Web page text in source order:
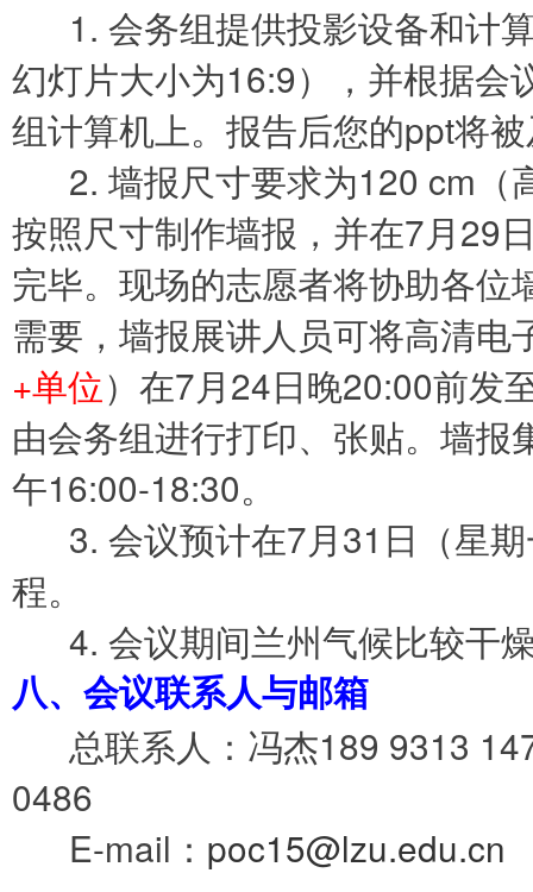
1. 会务组提供投影设备和计
幻灯片大小为16:9），并根据会
组计算机上。报告后您的ppt将
2. 墙报尺寸要求为120 cm（
按照尺寸制作墙报，并在7月29
完毕。现场的志愿者将协助各
需要，墙报展讲人员可将高清电
+单位）在7月24日晚20:00前发
由会务组进行打印、张贴。墙
午16:00-18:30。
3. 会议预计在7月31日（星期
程。
4. 会议期间兰州气候比较干
八、会议联系人与邮箱
总联系人：冯杰189 9313
0486
E-mail： poc15@lzu.edu.cn